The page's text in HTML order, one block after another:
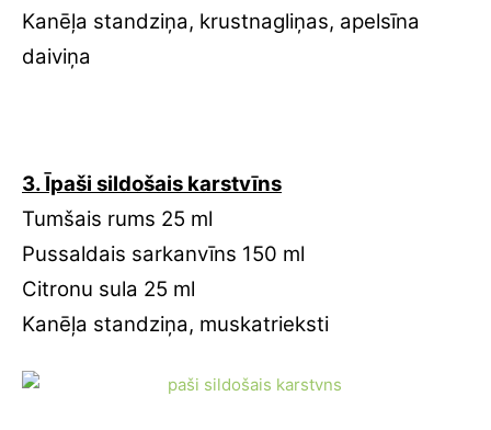
Kanēļa standziņa, krustnagliņas, apelsīna
daiviņa
3. Īpaši sildošais karstvīns
Tumšais rums 25 ml
Pussaldais sarkanvīns 150 ml
Citronu sula 25 ml
Kanēļa standziņa, muskatrieksti